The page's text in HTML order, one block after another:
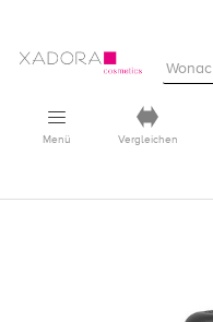
Menü Vergleichen